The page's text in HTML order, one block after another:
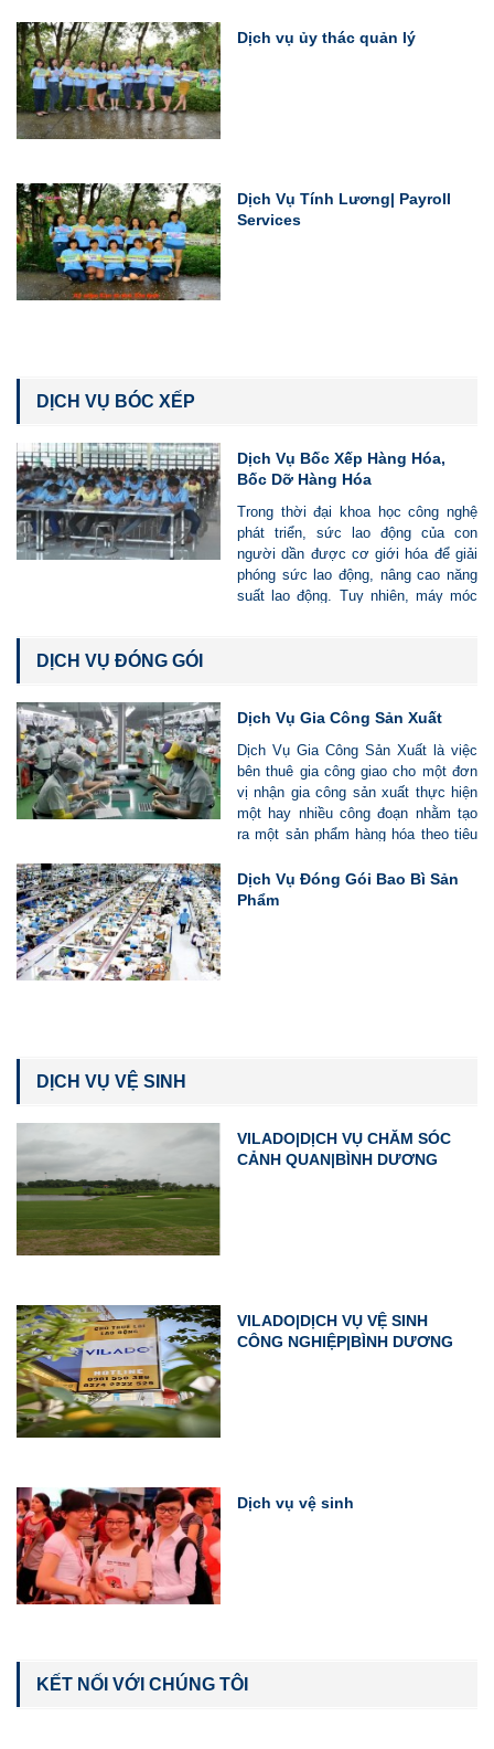
Dịch vụ ủy thác quản lý
Dịch Vụ Tính Lương| Payroll
Services
DỊCH VỤ BÓC XẾP
Dịch Vụ Bốc Xếp Hàng Hóa,
Bốc Dỡ Hàng Hóa
Trong thời đại khoa học công nghệ
phát triển, sức lao động của con
người dần được cơ giới hóa để giải
phóng sức lao động, nâng cao năng
suất lao động. Tuy nhiên, máy móc
Dịch Vụ Bốc Xếp Hàng Hóa, Bốc Dỡ
Hàng Hóa tới quý Công ty
DỊCH VỤ ĐÓNG GÓI
Dịch Vụ Gia Công Sản Xuất
Dịch Vụ Gia Công Sản Xuất là việc
bên thuê gia công giao cho một đơn
vị nhận gia công sản xuất thực hiện
một hay nhiều công đoạn nhằm tạo
ra một sản phẩm hàng hóa theo tiêu
Dịch Vụ Đóng Gói Bao Bì Sản
Phẩm
DỊCH VỤ VỆ SINH
VILADO|DỊCH VỤ CHĂM SÓC
CẢNH QUAN|BÌNH DƯƠNG
VILADO|DỊCH VỤ VỆ SINH
CÔNG NGHIỆP|BÌNH DƯƠNG
Dịch vụ vệ sinh
KẾT NỐI VỚI CHÚNG TÔI